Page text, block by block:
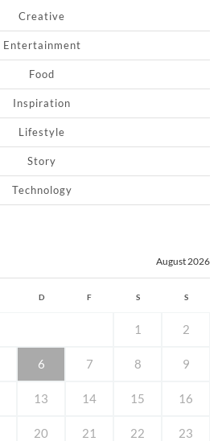
Creative
Entertainment
Food
Inspiration
Lifestyle
Story
Technology
August 2026
D F S S
1 2
6 7 8 9
13 14 15 16
20 21 22 23